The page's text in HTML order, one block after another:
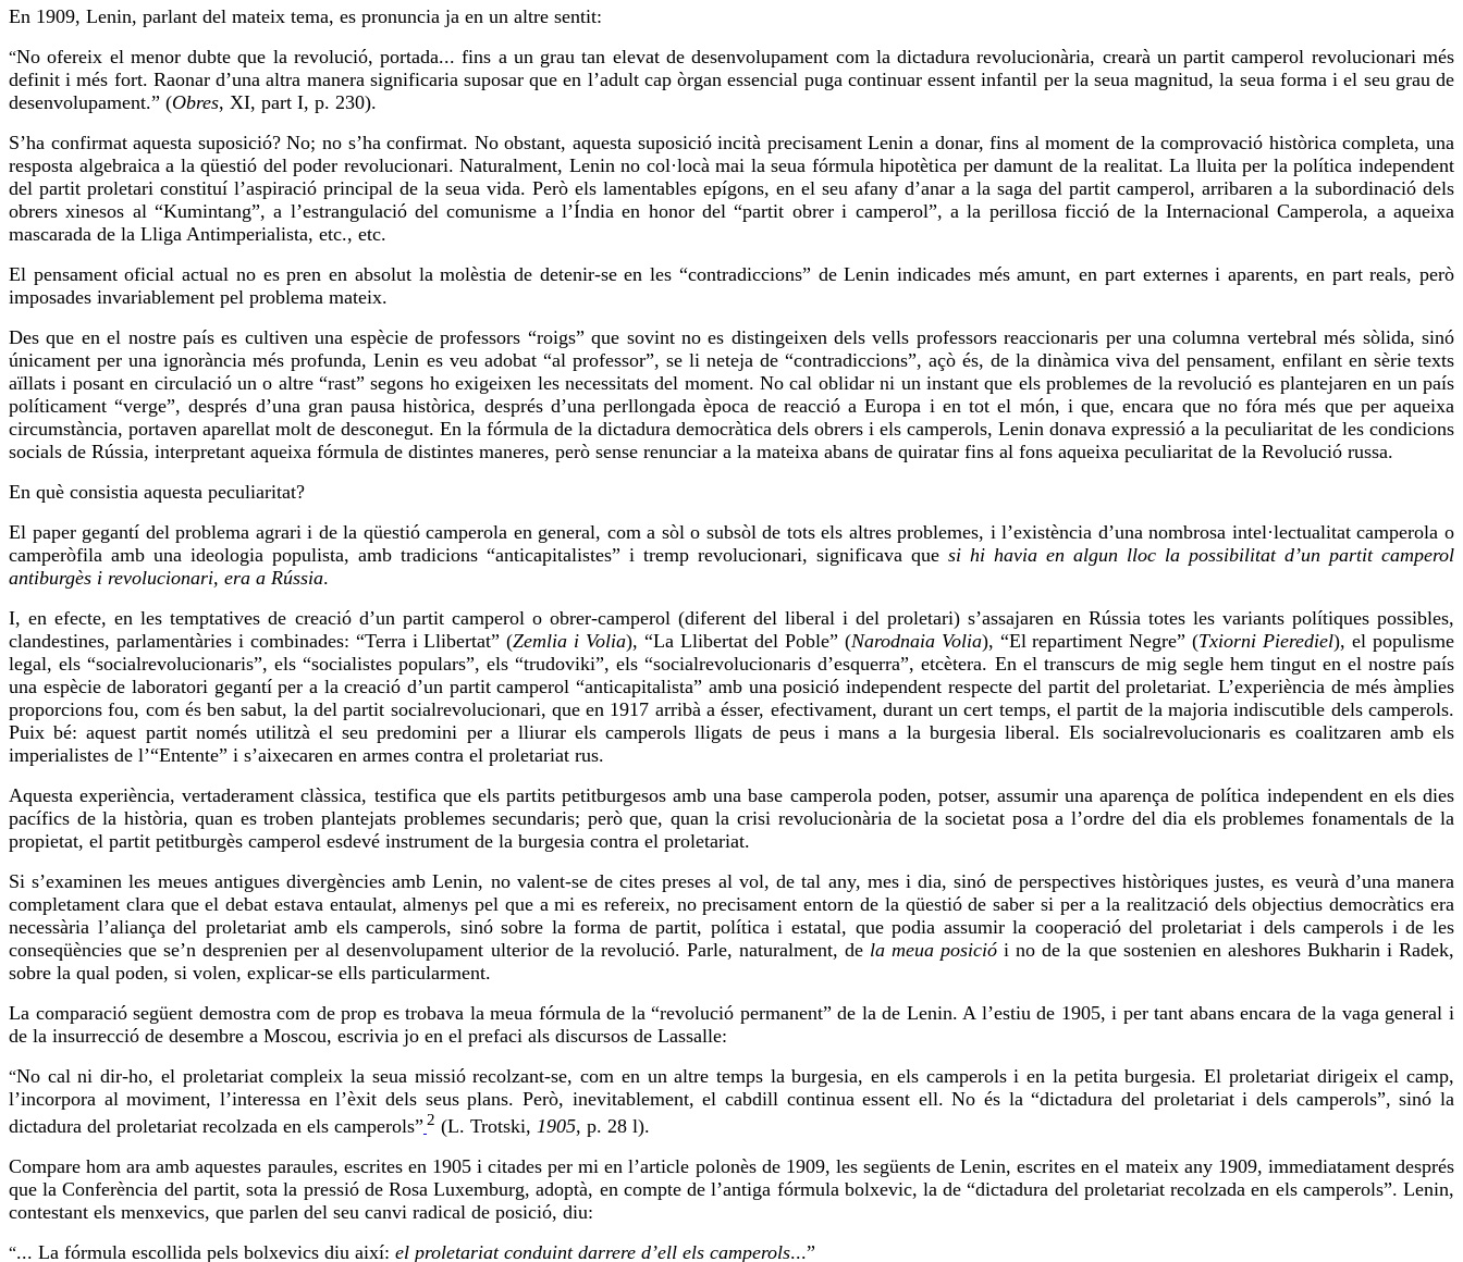
En 1909, Lenin, parlant del mateix tema, es pronuncia ja en un altre sentit:
“No ofereix el menor dubte que la revolució, portada... fins a un grau tan elevat de desenvolupament com la dictadura revolucionària, crearà un partit camperol revolucionari més
definit i més fort. Raonar d’una altra manera significaria suposar que en l’adult cap òrgan essencial puga continuar essent infantil per la seua magnitud, la seua forma i el seu grau de
desenvolupament.” (Obres, XI, part I, p. 230).
S’ha confirmat aquesta suposició? No; no s’ha confirmat. No obstant, aquesta suposició incità precisament Lenin a donar, fins al moment de la comprovació històrica completa, una
resposta algebraica a la qüestió del poder revolucionari. Naturalment, Lenin no col·locà mai la seua fórmula hipotètica per damunt de la realitat. La lluita per la política independent
del partit proletari constituí l’aspiració principal de la seua vida. Però els lamentables epígons, en el seu afany d’anar a la saga del partit camperol, arribaren a la subordinació dels
obrers xinesos al “Kumintang”, a l’estrangulació del comunisme a l’Índia en honor del “partit obrer i camperol”, a la perillosa ficció de la Internacional Camperola, a aqueixa
mascarada de la Lliga Antimperialista, etc., etc.
El pensament oficial actual no es pren en absolut la molèstia de detenir-se en les “contradiccions” de Lenin indicades més amunt, en part externes i aparents, en partreals, però
imposades invariablement pel problema mateix.
Des que en el nostre país es cultiven una espècie de professors “roigs” que sovint no es distingeixen dels vells professors reaccionaris per una columna vertebral més sòlida, sinó
únicament per una ignorància més profunda, Lenin es veuadobat “al professor”, se li neteja de “contradiccions”, açò és, de la dinàmica vivadel pensament, enfilant en sèrie texts
aïllats i posant en circulació un o altre “rast” segons ho exigeixen les necessitats del moment. No cal oblidar ni un instant que els problemes de la revolució es plantejaren en un país
políticament “verge”, després d’una gran pausa històrica, després d’una perllongada època de reacció a Europa i en tot el món, i que, encara que no fóra més que per aqueixa
circumstància, portaven aparellat molt de desconegut. En la fórmula de la dictadura democràtica dels obrers i els camperols, Lenin donava expressió a la peculiaritat de les condicions
socials de Rússia, interpretant aqueixa fórmula de distintes maneres, però sense renunciar a la mateixa abans de quiratar fins al fons aqueixa peculiaritat de la Revolució russa.
En què consistia aquesta peculiaritat?
El paper gegantí del problema agrari i de la qüestió camperola en general, com a sòl o subsòl de tots els altres problemes, i l’existència d’una nombrosa intel·lectualitat camperola o
camperòfila amb una ideologia populista, amb tradicions “anticapitalistes” i tremp revolucionari, significava que si hi havia en algun lloc la possibilitat d’un partit camperol
antiburgès i revolucionari, era a Rússia.
I, en efecte, en les temptatives de creació d’un partit camperol o obrer-camperol (diferent del liberal i del proletari) s’assajaren en Rússia totes les variants polítiques possibles,
clandestines, parlamentàries i combinades: “Terra i Llibertat” (Zemlia i Volia), “La Llibertat del Poble” (NarodnaiaVolia), “El repartiment Negre” (Txiorni Pierediel), el populisme
legal, els “socialrevolucionaris”, els “socialistes populars”, els “trudoviki”, els “socialrevolucionaris d’esquerra”, etcètera. En el transcurs de mig segle hem tingut en el nostre país
una espècie de laboratori gegantí per a la creació d’un partit camperol “anticapitalista” amb una posició independent respecte del partit del proletariat. L’experiència de més àmplies
proporcionsfou, com és ben sabut, la del partit socialrevolucionari, que en 1917 arribà a ésser, efectivament, durant un cert temps, el partit de la majoria indiscutible dels camperols.
Puix bé: aquest partit només utilitzà el seu predomini per a lliurar els camperols lligats de peus i mans a la burgesia liberal. Elssocialrevolucionaris es coalitzaren amb els
imperialistes de l’“Entente” i s’aixecaren en armes contra el proletariat rus.
Aquesta experiència, vertaderament clàssica, testifica que els partits petitburgesos amb una base camperola poden, potser, assumir una aparença de política independent en els dies
pacífics de la història, quan es troben plantejats problemes secundaris; però que, quan la crisi revolucionària de la societat posa a l’ordre del dia els problemes fonamentals de la
propietat, el partit petitburgès camperol esdevé instrument de la burgesia contra el proletariat.
Si s’examinen les meues antigues divergències amb Lenin, no valent-se decites preses al vol, de tal any, mes i dia, sinó de perspectives històriques justes, es veurà d’una manera
completament clara que el debat estava entaulat, almenys pel que a mi es refereix, no precisament entorn de la qüestió de saber si per a la realització dels objectius democràtics era
necessària l’aliança del proletariat amb els camperols, sinó sobre la forma de partit, política i estatal, que podia assumir la cooperació del proletariat i dels camperols i de les
conseqüències que se’n desprenien per al desenvolupament ulterior de la revolució. Parle, naturalment, de la meua posició i no de la que sostenien en aleshores Bukharin i Radek,
sobre la qual poden, si volen, explicar-se ells particularment.
La comparació següent demostra com de prop es trobava la meua fórmula de la “revolució permanent” de la de Lenin. A l’estiu de 1905, i per tant abans encara de la vagageneral i
de la insurrecció de desembre a Moscou, escrivia jo en el prefaci als discursos de Lassalle:
“No cal ni dir-ho, el proletariat compleix la seua missió recolzant-se, com en un altre temps la burgesia, en els camperols i en la petita burgesia. El proletariat dirigeix el camp,
l’incorpora al moviment, l’interessa en l’èxit dels seus plans. Però, inevitablement, el cabdill continua essent ell. No és la “dictadura del proletariat i dels camperols”, sinó la
dictadura del proletariat recolzada en els camperols” 2 (L. Trotski, 1905, p. 28 l).
Compare hom ara amb aquestes paraules, escrites en 1905 i citades per mi en l’article polonès de 1909, les següents de Lenin, escrites en el mateix any 1909, immediatament després
que la Conferència del partit,sota la pressió de Rosa Luxemburg, adoptà, en compte de l’antiga fórmula bolxevic, la de “dictadura del proletariat recolzada en els camperols”. Lenin,
contestant els menxevics, que parlen del seu canvi radical de posició, diu:
“... La fórmula escollida pels bolxevics diu així: el proletariat conduint darrere d’ell els camperols...”